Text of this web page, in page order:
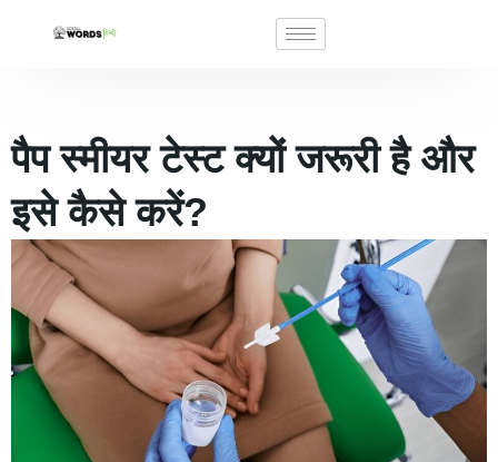
पैप स्मीयर टेस्ट क्यों जरूरी है और
इसे कैसे करें?